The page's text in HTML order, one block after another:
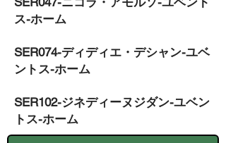
ス-ホーム
SER074-ディディエ・デシャン-ユベ
ントス-ホーム
SER102-ジネディーヌジダン-ユベン
トス-ホーム